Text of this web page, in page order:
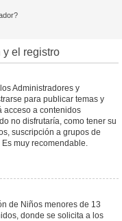
y el registro
Administradores y
para publicar temas y
acceso a contenidos
no disfrutaría, como tener su
suscripción a grupos de
muy recomendable.
de Niños menores de 13
donde se solicita a los